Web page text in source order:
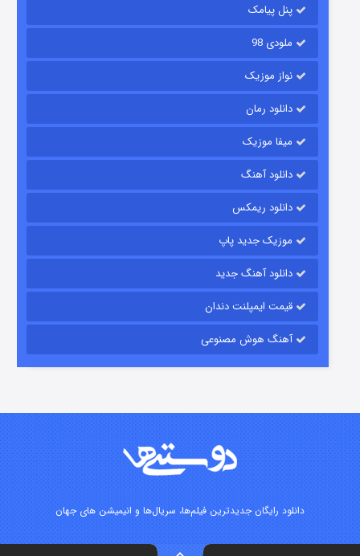
قسمت
قسمت2 (دوبله) منتشر شد
پنل پیامک
ملودی 98
نواز موزیک
دانلود رمان
میفا موزیک
دانلود آهنگ
دانلود ریمکس
موزیک جدید پاپ
دانلود آهنگ جدید
قیمت ایمپلنت دندان
آهنگ هوش مصنوعی
دانلود رایگان جدیدترین فیلم‌ها، سریال‌ها و انیمیشن های جهان